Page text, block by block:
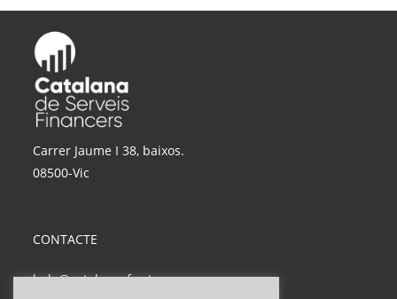
Carrer Jaume I 38, baixos.
08500-Vic
CONTACTE
hola@catalanasf.cat